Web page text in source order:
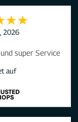
2026
super Service
auf